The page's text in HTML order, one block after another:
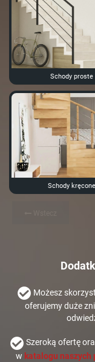
Schody proste
Schody kręcone
Możesz
oferujemy duże
Szeroką ofertę
w katalogu naszych